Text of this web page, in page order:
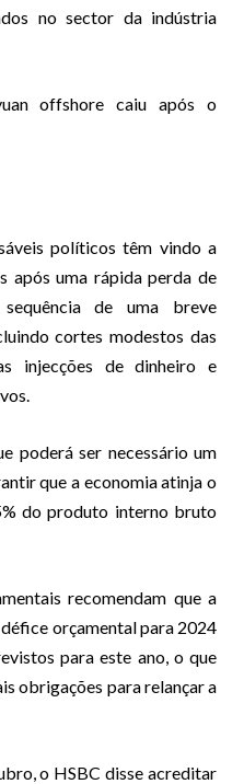
no sector da indústria
offshore caiu após o
políticos têm vindo a
após uma rápida perda de
de uma breve
cortes modestos das
injecções de dinheiro e
poderá ser necessário um
que a economia atinja o
do produto interno bruto
recomendam que a
orçamental para 2024
para este ano, o que
obrigações para relançar a
o HSBC disse acreditar